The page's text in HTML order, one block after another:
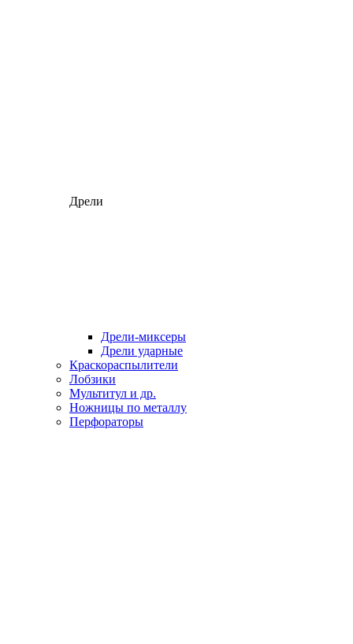
Дрели
Дрели-миксеры
Дрели ударные
Краскораспылители
Лобзики
Мультитул и др.
Ножницы по металлу
Перфораторы